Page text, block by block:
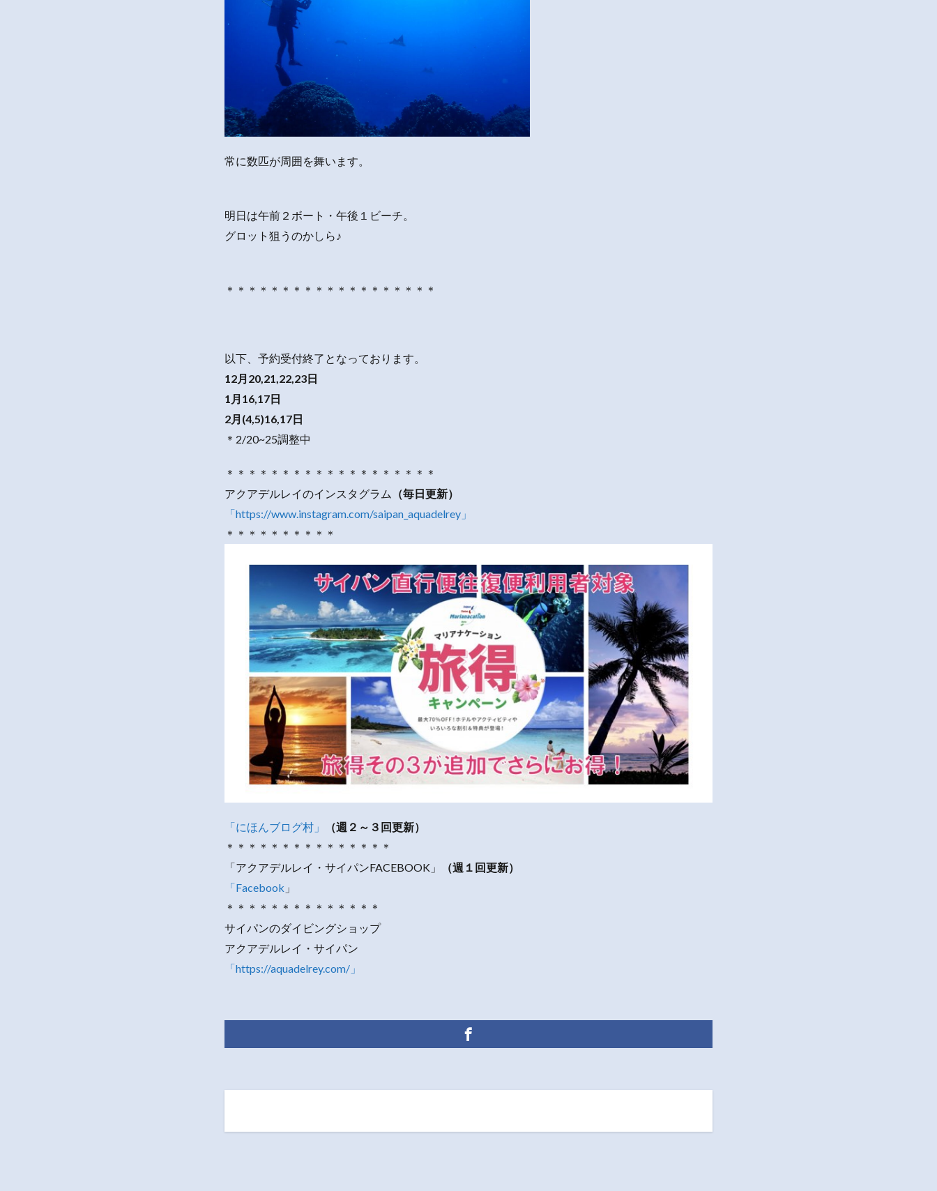
常に数匹が周囲を舞います。
明日は午前２ボート・午後１ビーチ。
グロット狙うのかしら♪
＊＊＊＊＊＊＊＊＊＊＊＊＊＊＊＊＊＊＊
以下、予約受付終了となっております。
12月20,21,22,23日
1月16,17日
2月(4,5)16,17日
＊2/20~25調整中
＊＊＊＊＊＊＊＊＊＊＊＊＊＊＊＊＊＊＊
アクアデルレイのインスタグラム
（毎日更新）
「https://www.instagram.com/saipan_aquadelrey」
＊＊＊＊＊＊＊＊＊＊
「にほんブログ村」
（週２～３回更新）
＊＊＊＊＊＊＊＊＊＊＊＊＊＊＊
「アクアデルレイ・サイパンFACEBOOK」
（週１回更新）
「Facebook 」
＊＊＊＊＊＊＊＊＊＊＊＊＊＊
サイパンのダイビングショップ
アクアデルレイ・サイパン
「https://aquadelrey.com/」